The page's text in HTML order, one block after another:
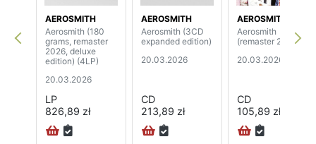
AEROSMITH
Aerosmith (180
grams, remaster
2026, deluxe
edition) (4LP)
20.03.2026
LP
826,89 zł
AEROSMITH
Aerosmith (3CD
expanded edition)
20.03.2026
CD
213,89 zł
AEROSMITH
Aerosmith
(remaster 2026)
20.03.2026
CD
105,89 zł